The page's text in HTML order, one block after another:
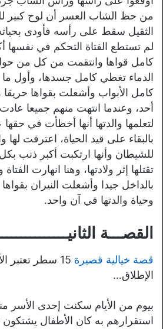
من حظ الشاب العسر أن لوح كبير
الثقيل سقط على رأسه فأودى
لم تستطع الفتاة التحكم في
كامل قواها وانتقمت من كل من
الدماء تغطي كامل جسدها، وأول ما
كامل الأبواب وأشعلت بقواها حريقا
أحد، وعندما انتهت منهم جميعا عادت
لتعلمها والدتها أنها أخطأت في
بالبقاء على قيد الحياة، اعترفت لها
للشيطان وأنها ارتكبت أكبر ذنب بكل
تقتلها إثر ولادتها، وهنا انهارت
بالداخل جيدا وأشعلت النيران بقواها
وحياة والدتها في آن واحد.
القصـــة
قصة خيالية قصيرة
15 سطر تعتبر
الإطلاق…
بيوم من الأيام سكنت إحدى الأسر
استقرارهم به كان الأطفال يشتكون